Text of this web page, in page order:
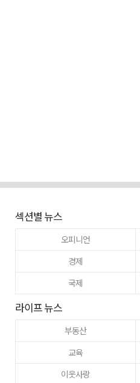
섹션별 뉴스
오피니언
경제
국제
라이프 뉴스
부동산
교육
이웃사랑